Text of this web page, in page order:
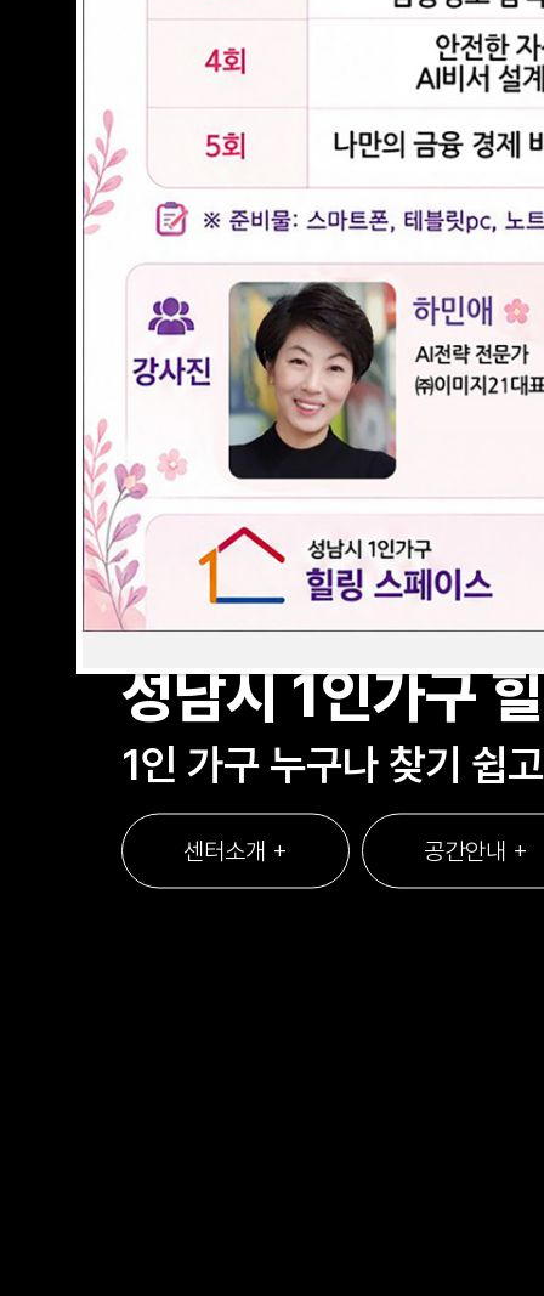
성남시 1인가구
1인 가구 누구나 찾기 쉽
센터소개 + 공간안내 +